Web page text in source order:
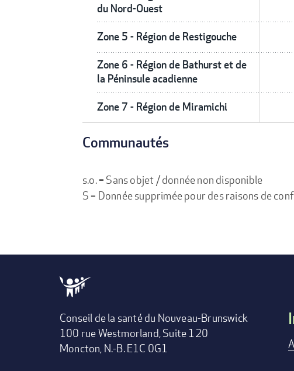
du Nord-Ouest
Zone 5 - Région de Restigouche
Zone 6 - Région de Bathurst et de
la Péninsule acadienne
Zone 7 - Région de Miramichi
Communautés
s.o. = Sans objet / donnée non disponible
S = Donnée supprimée pour des raisons de
Conseil de la santé du Nouveau-Brunswick
100 rue Westmorland, Suite 120
Moncton, N.-B. E1C 0G1